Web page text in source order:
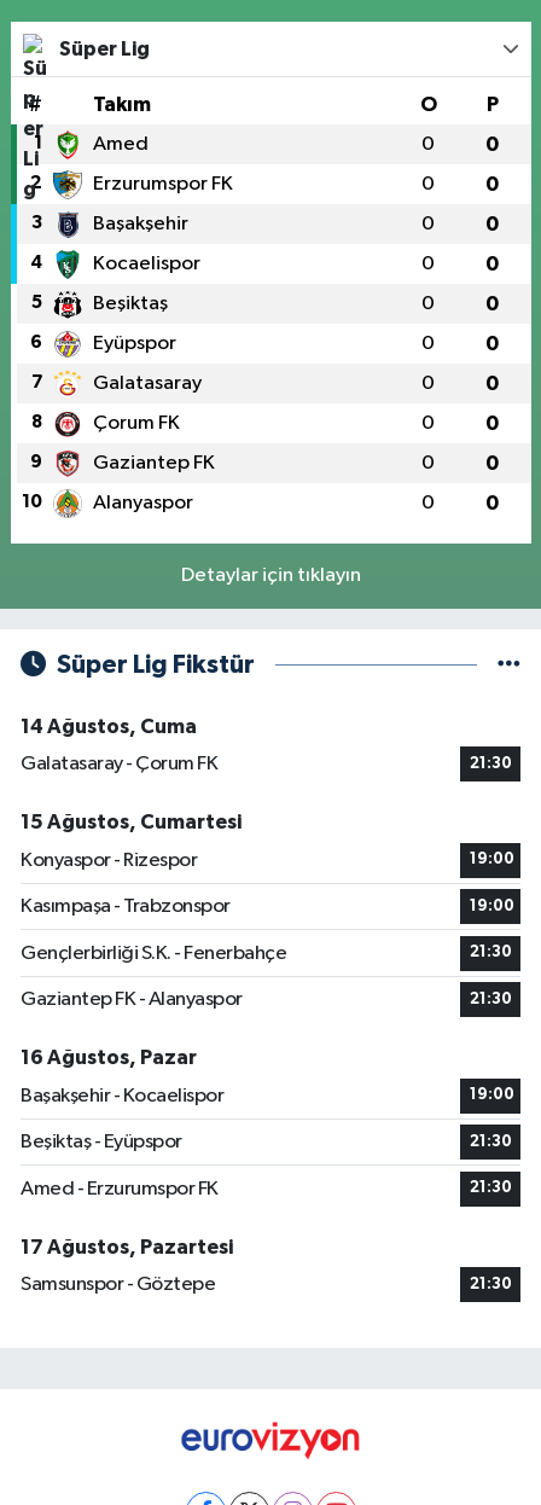
Süper Lig
# Takım O P
1 Amed 0 0
2 Erzurumspor FK 0 0
3 Başakşehir 0 0
4 Kocaelispor 0 0
5 Beşiktaş 0 0
6 Eyüpspor 0 0
7 Galatasaray 0 0
8 Çorum FK 0 0
9 Gaziantep FK 0 0
10 Alanyaspor 0 0
Detaylar için tıklayın
Süper Lig Fikstür
14 Ağustos, Cuma
Galatasaray - Çorum FK
21:30
15 Ağustos, Cumartesi
Konyaspor - Rizespor
19:00
Kasımpaşa - Trabzonspor 19:00
Gençlerbirliği S.K. - Fenerbahçe 21:30
Gaziantep FK - Alanyaspor 21:30
16 Ağustos, Pazar
Başakşehir - Kocaelispor
19:00
Beşiktaş - Eyüpspor 21:30
Amed - Erzurumspor FK 21:30
17 Ağustos, Pazartesi
Samsunspor - Göztepe
21:30